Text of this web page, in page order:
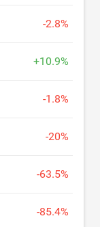
-2.8%
+10.9%
-1.8%
-20%
-63.5%
-85.4%